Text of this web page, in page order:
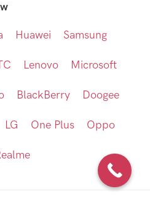
Huawei Samsung
Lenovo Microsoft
BlackBerry Doogee
LG One Plus Oppo